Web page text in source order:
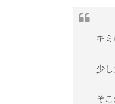
キ
少
そ